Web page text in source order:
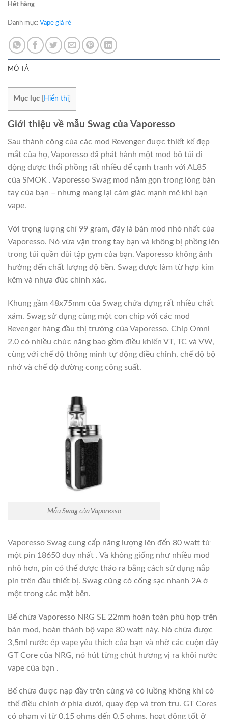
Hết hàng
Danh mục: Vape giá rẻ
MÔ TẢ
Mục lục Hiển thị
Giới thiệu về mẫu Swag của Vaporesso
Sau thành công của các mod Revenger được thiết kế đẹp
mắt của họ, Vaporesso đã phát hành một mod bỏ túi di
động được thổi phồng rất nhiều để cạnh tranh với AL85
của SMOK . Vaporesso Swag mod nằm gọn trong lòng bàn
tay của bạn – nhưng mang lại cảm giác mạnh mẽ khi bạn
vape.
Với trọng lượng chỉ 99 gram, đây là bản mod nhỏ nhất của
Vaporesso. Nó vừa vặn trong tay bạn và không bị phồng lên
trong túi quần đùi tập gym của bạn. Vaporesso không ảnh
hưởng đến chất lượng độ bền. Swag được làm từ hợp kim
kẽm và nhựa đúc chính xác.
Khung gầm 48x75mm của Swag chứa đựng rất nhiều chất
xám. Swag sử dụng cùng một con chip với các mod
Revenger hàng đầu thị trường của Vaporesso. Chip Omni
2.0 có nhiều chức năng bao gồm điều khiển VT, TC và VW,
cùng với chế độ thông minh tự động điều chỉnh, chế độ bộ
nhớ và chế độ đường cong công suất.
Mẫu Swag của Vaporesso
Vaporesso Swag cung cấp năng lượng lên đến 80 watt từ
một pin 18650 duy nhất . Và không giống như nhiều mod
nhỏ hơn, pin có thể được tháo ra bằng cách sử dụng nắp
pin trên đầu thiết bị. Swag cũng có cổng sạc nhanh 2A ở
một trong các mặt bên.
Bể chứa Vaporesso NRG SE 22mm hoàn toàn phù hợp trên
bản mod, hoàn thành bộ vape 80 watt này. Nó chứa được
3,5ml nước ép vape yêu thích của bạn và nhờ các cuộn dây
GT Core của NRG, nó hút từng chút hương vị ra khỏi nước
vape của bạn .
Bể chứa được nạp đầy trên cùng và có luồng không khí có
thể điều chỉnh ở phía dưới, quay đẹp và trơn tru. GT Cores
có phạm vi từ 0,15 ohms đến 0,5 ohms, hoạt động tốt ở